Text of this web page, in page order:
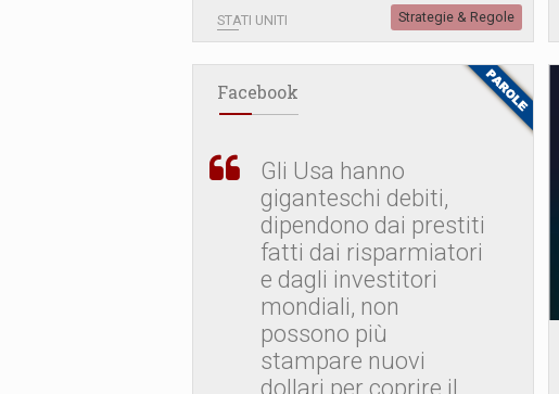
STATI UNITI Strategie & Regole
Facebook
Gli Usa hanno
giganteschi debiti,
dipendono dai prestiti
fatti dai risparmiatori
e dagli investitori
mondiali, non
possono più
stampare nuovi
dollari per coprire il